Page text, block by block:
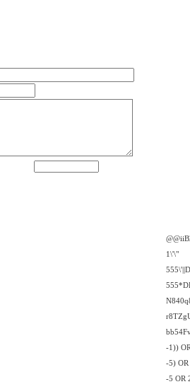
1\'\"
-1))
-5)
-5 OR